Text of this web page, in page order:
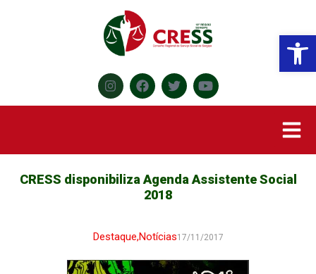
CRESS disponibiliza Agenda Assistente Social
2018
Destaque,Notícias17/11/2017